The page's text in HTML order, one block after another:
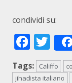
condividi su:
Tags: Califfo
jihadista italiano